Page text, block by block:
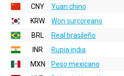
CNY
Yuan chino
KRW
Won surcoreano
BRL
Real brasileño
INR
Rupia india
MXN
Peso mexicano